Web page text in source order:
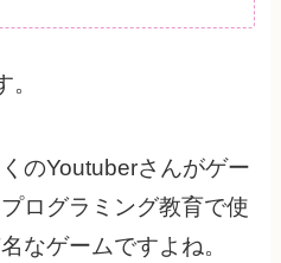
のYoutuberさんがゲー
ログラミング教育で使
なゲームですよね。